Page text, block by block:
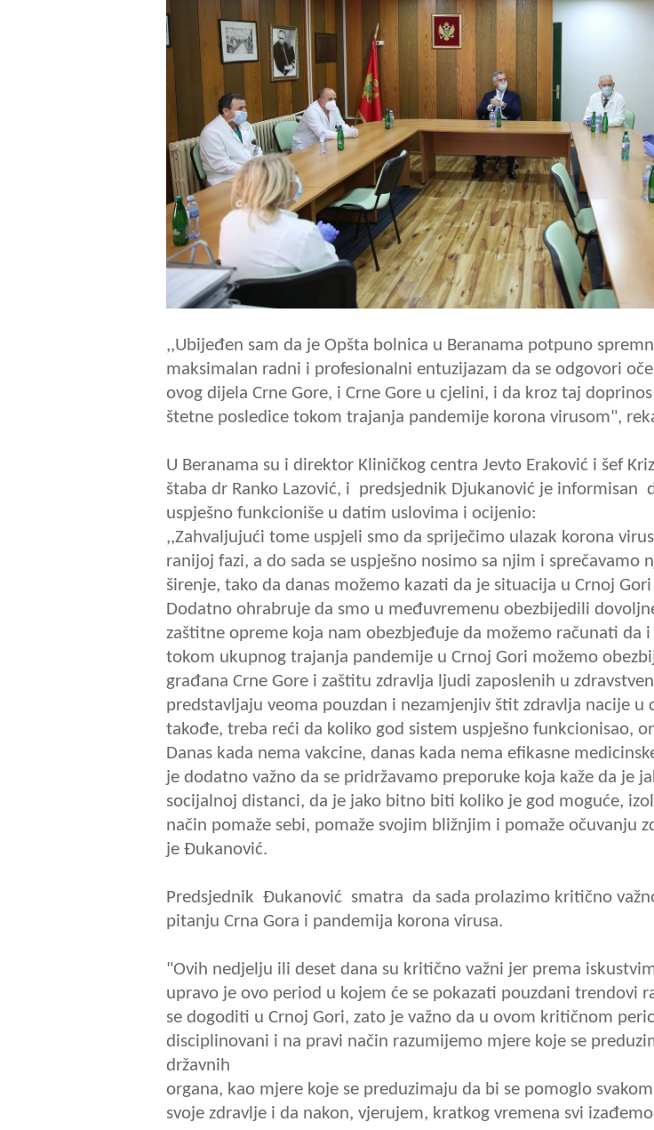
,,Ubijeđen sam da je Opšta bolnica u Beranama potpuno
maksimalan radni i profesionalni entuzijazam da se odgovori
ovog dijela Crne Gore, i Crne Gore u cjelini, i da kroz taj
štetne posledice tokom trajanja pandemije korona virusom",
U Beranama su i direktor Kliničkog centra Jevto Eraković i šef
štaba dr Ranko Lazović, i predsjednik Djukanović je informisan
uspješno funkcioniše u datim uslovima i ocijenio:
,,Zahvaljujući tome uspjeli smo da spriječimo ulazak korona
ranijoj fazi, a do sada se uspješno nosimo sa njim i sprečavamo
širenje, tako da danas možemo kazati da je situacija u Crnoj
Dodatno ohrabruje da smo u međuvremenu obezbijedili
zaštitne opreme koja nam obezbjeđuje da možemo računati da
tokom ukupnog trajanja pandemije u Crnoj Gori možemo
građana Crne Gore i zaštitu zdravlja ljudi zaposlenih u
predstavljaju veoma pouzdan i nezamjenjiv štit zdravlja nacije u
takođe, treba reći da koliko god sistem uspješno funkcionisao,
Danas kada nema vakcine, danas kada nema efikasne
je dodatno važno da se pridržavamo preporuke koja kaže da je
socijalnoj distanci, da je jako bitno biti koliko je god moguće,
način pomaže sebi, pomaže svojim bližnjim i pomaže očuvanju
je Đukanović.
Predsjednik Đukanović smatra da sada prolazimo kritično
pitanju Crna Gora i pandemija korona virusa.
"Ovih nedjelju ili deset dana su kritično važni jer prema
upravo je ovo period u kojem će se pokazati pouzdani trendovi
se dogoditi u Crnoj Gori, zato je važno da u ovom kritičnom
disciplinovani i na pravi način razumijemo mjere koje se
državnih
organa, kao mjere koje se preduzimaju da bi se pomoglo
svoje zdravlje i da nakon, vjerujem, kratkog vremena svi